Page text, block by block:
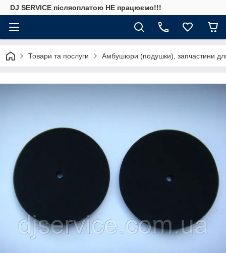
DJ SERVICE пiсляоплатою НЕ працюємо!!!
Товари та послуги Амбушюри (подушки), запчастини